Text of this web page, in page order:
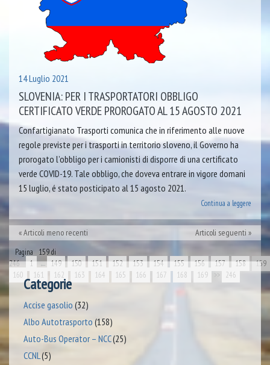
14 Luglio 2021
SLOVENIA: PER I TRASPORTATORI OBBLIGO
CERTIFICATO VERDE PROROGATO AL 15 AGOSTO 2021
Confartigianato Trasporti comunica che in riferimento alle nuove
regole previste per i trasporti in territorio sloveno, il Governo ha
prorogato l’obbligo per i camionisti di disporre di una certificato
verde COVID-19. Tale obbligo, che doveva entrare in vigore domani
15 luglio, é stato posticipato al 15 agosto 2021.
Continua a leggere
Articoli meno recenti Articoli seguenti
Pagina 159 di
246
1 ← 149 150 151 152 153 154 155 156 157 158
159
160
161 162 163 164 165 166 167 168 169 >> 246
Categorie
Accise gasolio (32)
Albo Autotrasporto (158)
Auto-Bus Operator – NCC(25)
CCNL (5)